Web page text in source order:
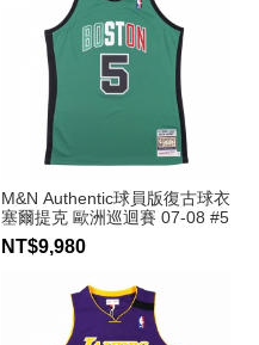
M&N Authentic球員版復古球衣
塞爾提克 歐洲巡迴賽 07-08 #5
Kevin Garnett
NT$9,980